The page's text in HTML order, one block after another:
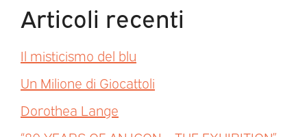
Articoli recenti
Il misticismo del blu
Un Milione di Giocattoli
Dorothea Lange